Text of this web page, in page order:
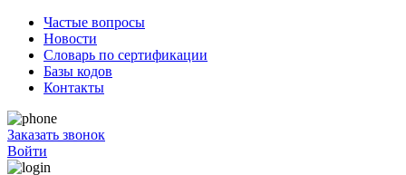
Частые вопросы
Новости
Словарь по сертификации
Базы кодов
Контакты
Заказать звонок
Войти